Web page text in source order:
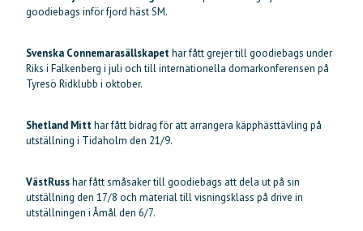
goodiebags inför fjord häst SM.
Svenska Connemarasällskapethar fått grejer till goodiebags under
Riks i Falkenberg i juli och till internationella domarkonferensen på
Tyresö Ridklubb i oktober.
Shetland Mitthar fått bidrag för att arrangera käpphästtävling på
utställning i Tidaholm den 21/9.
VästRusshar fått småsaker till goodiebags att dela ut på sin
utställning den 17/8 och material till visningsklass på drive in
utställningen i Åmål den 6/7.